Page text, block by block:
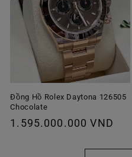
Đồng Hồ Rolex Daytona 126505
Chocolate
Giá
1.595.000.000 VND